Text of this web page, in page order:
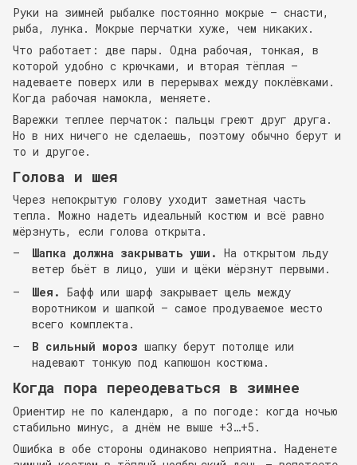
Руки на зимней рыбалке постоянно мокрые — снасти,
рыба, лунка. Мокрые перчатки хуже, чем никаких.
Что работает: две пары. Одна рабочая, тонкая, в
которой удобно с крючками, и вторая тёплая —
надеваете поверх или в перерывах между поклёвками.
Когда рабочая намокла, меняете.
Варежки теплее перчаток: пальцы греют друг друга.
Но в них ничего не сделаешь, поэтому обычно берут и
то и другое.
Голова и шея
Через непокрытую голову уходит заметная часть
тепла. Можно надеть идеальный костюм и всё равно
мёрзнуть, если голова открыта.
Шапка должна закрывать уши. На открытом льду
ветер бьёт в лицо, уши и щёки мёрзнут первыми.
Шея. Бафф или шарф закрывает щель между
воротником и шапкой — самое продуваемое место
всего комплекта.
В сильный мороз шапку берут потолще или
надевают тонкую под капюшон костюма.
Когда пора переодеваться в зимнее
Ориентир не по календарю, а по погоде: когда ночью
стабильно минус, а днём не выше +3…+5.
Ошибка в обе стороны одинаково неприятна. Наденете